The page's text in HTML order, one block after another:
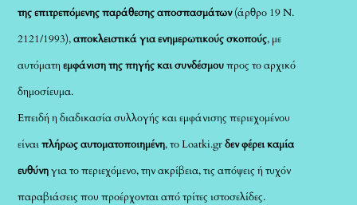
της επιτρεπόμενης παράθεσης αποσπασμάτων(άρθρο 19 Ν.
2121/1993),αποκλειστικά για ενημερωτικούς σκοπούς, με
αυτόματηεμφάνιση της πηγής και συνδέσμουπρος το αρχικό
δημοσίευμα.
Επειδή η διαδικασία συλλογής και εμφάνισης περιεχομένου
είναιπλήρως αυτοματοποιημένη, το Loatki.grδεν φέρει καμία
ευθύνηγια το περιεχόμενο, την ακρίβεια, τις απόψεις ή τυχόν
παραβιάσεις που προέρχονται από τρίτες ιστοσελίδες.